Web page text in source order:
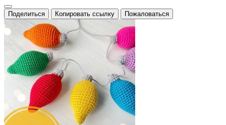
Поделиться Копировать ссылку Пожаловаться